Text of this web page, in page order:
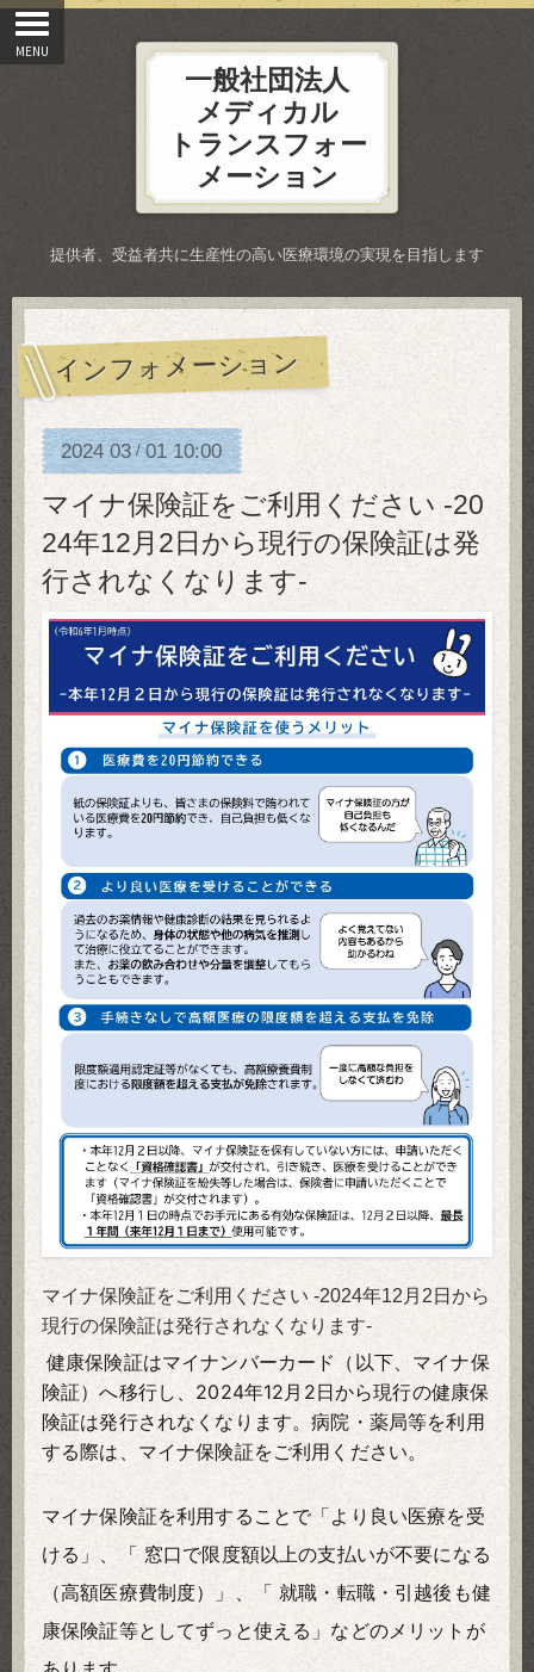
一般社団法人
メディカル
トランスフォー
メーション
提供者、受益者共に生産性の高い医療環境の実現を目指します
インフォメーション
2024 03/01 10:00
マイナ保険証をご利用ください -20
24年12月2日から現行の保険証は発
行されなくなります-
マイナ保険証をご利用ください -2024年12月2日から
現行の保険証は発行されなくなります-
健康保険証はマイナンバーカード（以下、マイナ保
険証）へ移行し、2024年12月2日から現行の健康保
険証は発行されなくなります。病院・薬局等を利用
する際は、マイナ保険証をご利用ください。
マイナ保険証を利用することで「より良い医療を受
ける」、「 窓口で限度額以上の支払いが不要になる
（高額医療費制度）」、「 就職・転職・引越後も健
康保険証等としてずっと使える」などのメリットが